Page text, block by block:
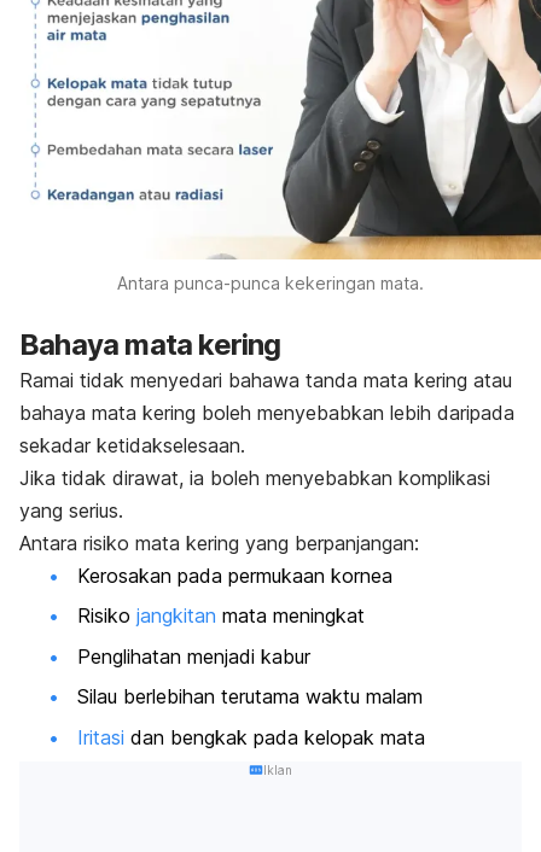
Antara punca-punca kekeringan mata.
Bahaya mata kering
Ramai tidak menyedari bahawa tanda mata kering atau
bahaya mata kering boleh menyebabkan lebih daripada
sekadar ketidakselesaan.
Jika tidak dirawat, ia boleh menyebabkan komplikasi
yang serius.
Antara risiko mata kering yang berpanjangan:
Kerosakan pada permukaan kornea
Risiko jangkitan mata meningkat
Penglihatan menjadi kabur
Silau berlebihan terutama waktu malam
Iritasi dan bengkak pada kelopak mata
Iklan